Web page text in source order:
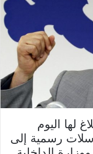
لها اليوم
رسمية إلى